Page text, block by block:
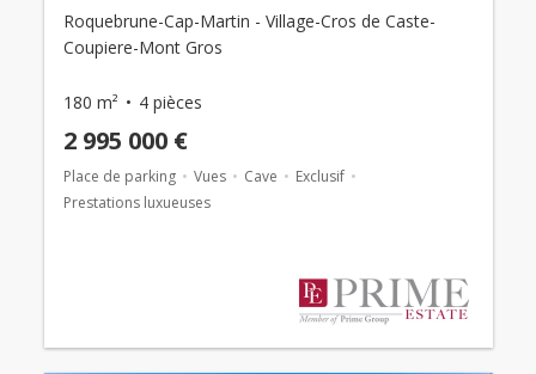
Roquebrune-Cap-Martin - Village-Cros de Caste-
Coupiere-Mont Gros
180 m² 4 pièces
2 995 000 €
Place de parking Vues Cave
Exclusif
Prestations luxueuses